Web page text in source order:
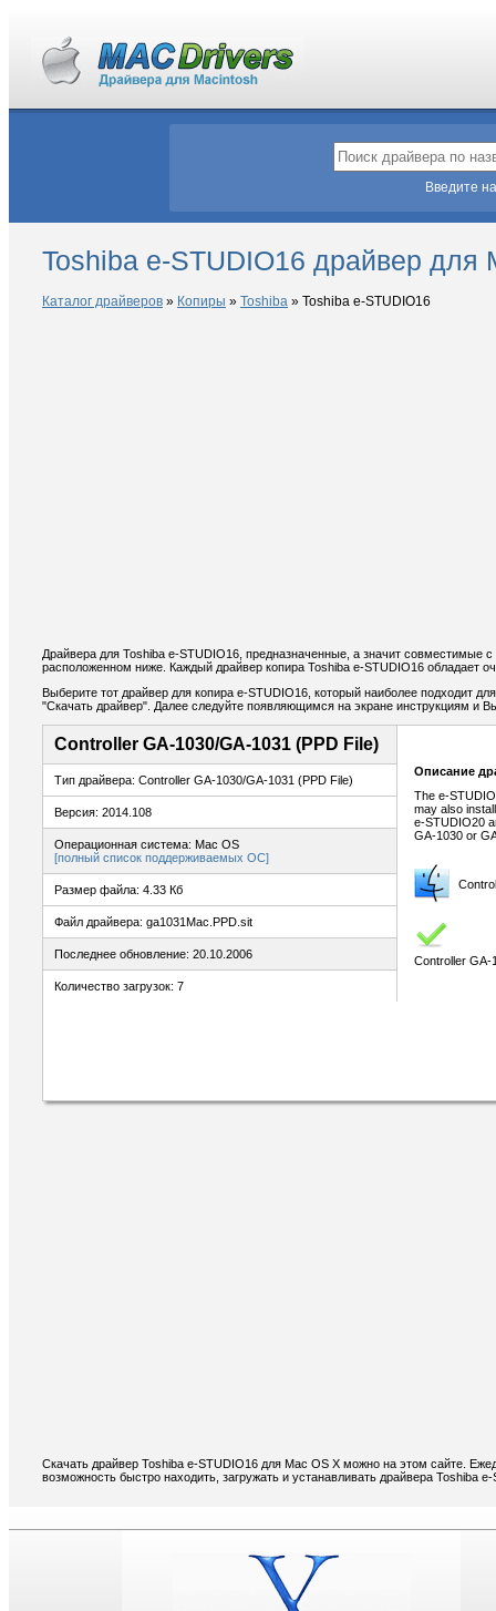
Введите
Toshiba e-STUDIO16 драйвер для
Каталог драйверов » Копиры » Toshiba » Toshiba e-STUDIO16
Драйвера для Toshiba e-STUDIO16, предназначенные, а значит совместимые
расположенном ниже. Каждый драйвер копира Toshiba e-STUDIO16 обладает
Выберите тот драйвер для копира e-STUDIO16, который наиболее подходит
"Скачать драйвер". Далее следуйте появляющимся на экране инструкциям и
Controller GA-1030/GA-1031 (PPD File)
Тип драйвера: Controller GA-1030/GA-1031 (PPD File)
Версия: 2014.108
Операционная система: Mac OS
[полный список поддерживаемых ОС]
Размер файла: 4.33 Кб
Файл драйвера: ga1031Mac.PPD.sit
Последнее обновление: 20.10.2006
Количество загрузок: 7
Описание
The e-
may also
e-STUDIO20
GA-1030 or
Controller GA-
Скачать драйвер Toshiba e-STUDIO16 для Mac OS X можно на этом сайте.
возможность быстро находить, загружать и устанавливать драйвера Toshiba